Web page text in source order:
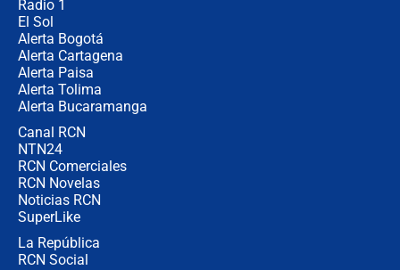
Radio 1
El Sol
Alerta Bogotá
Alerta Cartagena
Alerta Paisa
Alerta Tolima
Alerta Bucaramanga
Canal RCN
NTN24
RCN Comerciales
RCN Novelas
Noticias RCN
SuperLike
La República
RCN Social